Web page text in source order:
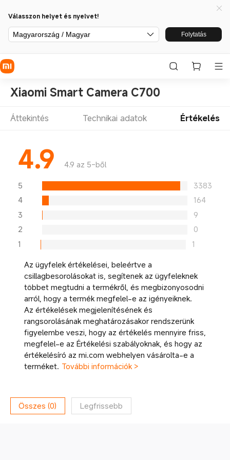
Válasszon helyet és nyelvet!
Magyarország / Magyar Folytatás
Xiaomi Smart Camera C700
Áttekintés Technikai adatok Értékelés
4.9 4.9 az 5-ből
5
3383
4
164
3
9
2
0
1
1
Az ügyfelek értékelései, beleértve a
csillagbesorolásokat is, segítenek az ügyfeleknek
többet megtudni a termékről, és megbizonyosodni
arról, hogy a termék megfelel-e az igényeiknek.
Az értékelések megjelenítésének és
rangsorolásának meghatározásakor rendszerünk
figyelembe veszi, hogy az értékelés mennyire friss,
megfelel-e az Értékelési szabályoknak, és hogy az
értékelésíró az mi.com webhelyen vásárolta-e a
terméket. További információk >
Összes (0) Legfrissebb